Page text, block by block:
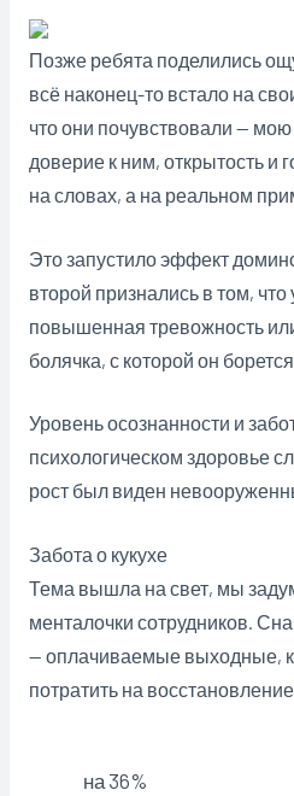
Позже ребята поделились
всё наконец-то встало на
что они почувствовали —
доверие к ним, открытость и
на словах, а на реальном
Это запустило эффект
второй признались в том, что
повышенная тревожность
болячка, с которой он борется.
Уровень осознанности и
психологическом здоровье
рост был виден
Забота о кукухе
Тема вышла на свет, мы
менталочки сотрудников.
— оплачиваемые выходные,
потратить на
на 36%